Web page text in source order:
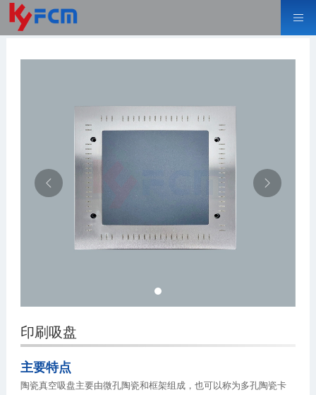
印刷吸盘
主要特点
陶瓷真空吸盘主要由微孔陶瓷和框架组成，也可以称为多孔陶瓷卡